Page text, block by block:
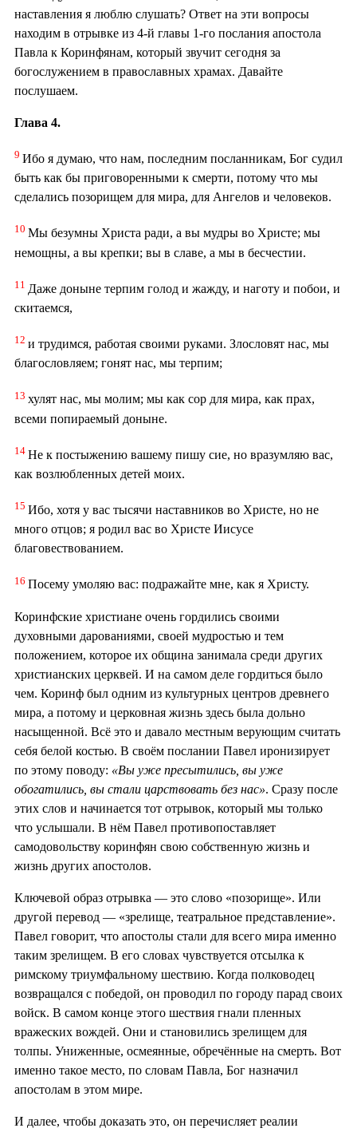
наставления я люблю слушать? Ответ на эти вопросы
находим в отрывке из 4-й главы 1-го послания апостола
Павла к Коринфянам, который звучит сегодня за
богослужением в православных храмах. Давайте
послушаем.
Глава 4.
9 Ибо я думаю, что нам, последним посланникам, Бог судил
быть как бы приговоренными к смерти, потому что мы
сделались позорищем для мира, для Ангелов и человеков.
10 Мы безумны Христа ради, а вы мудры во Христе; мы
немощны, а вы крепки; вы в славе, а мы в бесчестии.
11 Даже доныне терпим голод и жажду, и наготу и побои, и
скитаемся,
12 и трудимся, работая своими руками. Злословят нас, мы
благословляем; гонят нас, мы терпим;
13 хулят нас, мы молим; мы как сор для мира, как прах,
всеми попираемый доныне.
14 Не к постыжению вашему пишу сие, но вразумляю вас,
как возлюбленных детей моих.
15 Ибо, хотя у вас тысячи наставников во Христе, но не
много отцов; я родил вас во Христе Иисусе
благовествованием.
16 Посему умоляю вас: подражайте мне, как я Христу.
Коринфские христиане очень гордились своими
духовными дарованиями, своей мудростью и тем
положением, которое их община занимала среди других
христианских церквей. И на самом деле гордиться было
чем. Коринф был одним из культурных центров древнего
мира, а потому и церковная жизнь здесь была дольно
насыщенной. Всё это и давало местным верующим считать
себя белой костью. В своём послании Павел иронизирует
по этому поводу: «Вы уже пресытились, вы уже
обогатились, вы стали царствовать без нас». Сразу после
этих слов и начинается тот отрывок, который мы только
что услышали. В нём Павел противопоставляет
самодовольству коринфян свою собственную жизнь и
жизнь других апостолов.
Ключевой образ отрывка — это слово «позорище». Или
другой перевод — «зрелище, театральное представление».
Павел говорит, что апостолы стали для всего мира именно
таким зрелищем. В его словах чувствуется отсылка к
римскому триумфальному шествию. Когда полководец
возвращался с победой, он проводил по городу парад своих
войск. В самом конце этого шествия гнали пленных
вражеских вождей. Они и становились зрелищем для
толпы. Униженные, осмеянные, обречённые на смерть. Вот
именно такое место, по словам Павла, Бог назначил
апостолам в этом мире.
И далее, чтобы доказать это, он перечисляет реалии